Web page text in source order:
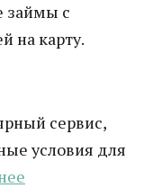
займы с
на карту.
сервис,
условия для